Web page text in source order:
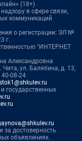
(18+)
в сфере связи,
коммуникаций
о регистрации: ЭЛ №
г.
"ИНТЕРНЕТ
Александровна
Чита, ул. Балябина, д. 13,
40-08-24
государственных
за достоверность
объявлениях.